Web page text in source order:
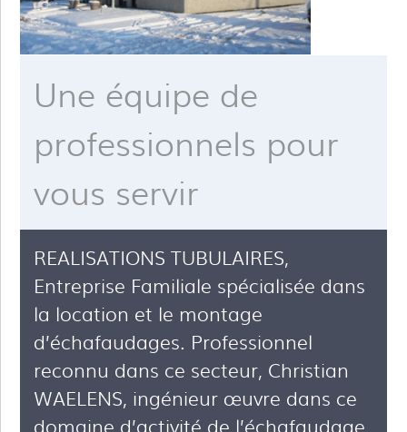
Une équipe de
professionnels pour
vous servir
REALISATIONS TUBULAIRES,
Entreprise Familiale spécialisée dans
la location et le montage
d’échafaudages. Professionnel
reconnu dans ce secteur, Christian
WAELENS, ingénieur œuvre dans ce
domaine d’activité de l’échafaudage